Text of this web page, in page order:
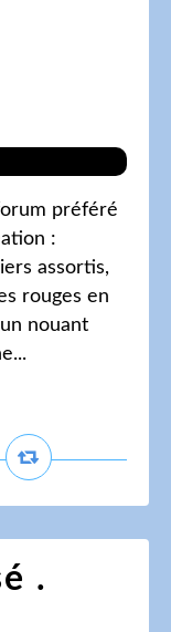
préféré
:
assortis,
rouges en
nouant
.